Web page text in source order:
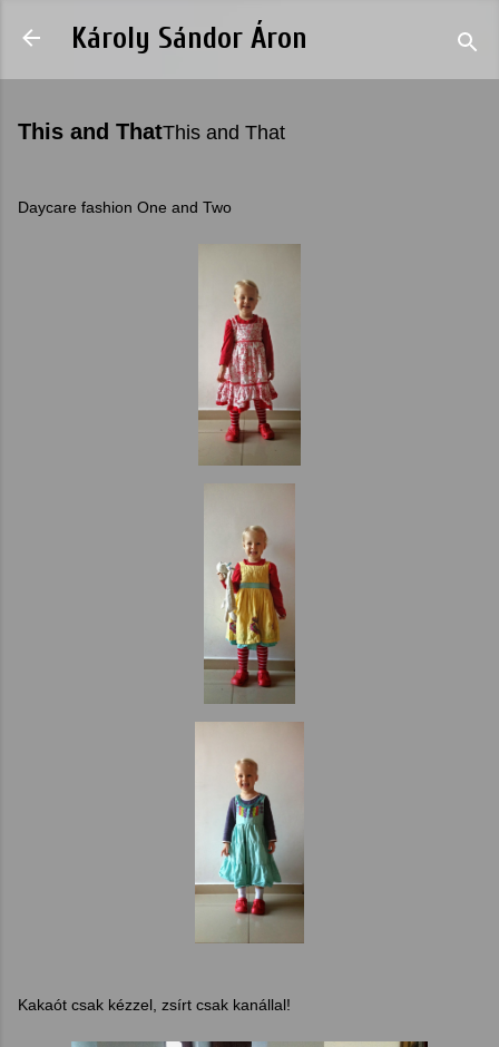
Skip to main content
Károly Sándor Áron
This and ThatThis and That
Daycare fashion One and Two
Kakaót csak kézzel, zsírt csak kanállal!